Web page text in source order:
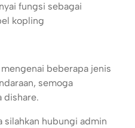
fungsi sebagai
kopling
beberapa jenis
semoga
dishare.
silahkan hubungi admin